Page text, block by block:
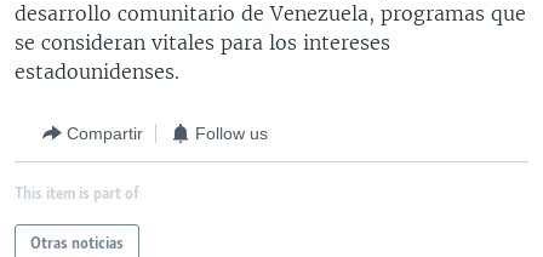
desarrollo comunitario de Venezuela, programas que
se consideran vitales para los intereses
estadounidenses.
Compartir Follow us
This item is part of
Otras noticias